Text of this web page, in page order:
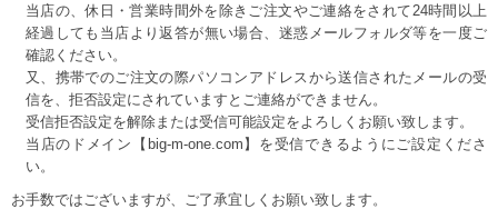
当店の、休日・営業時間外を除きご注文やご連絡をされて24時間以上
経過しても当店より返答が無い場合、迷惑メールフォルダ等を一度ご
確認ください。
又、携帯でのご注文の際パソコンアドレスから送信されたメールの受
信を、拒否設定にされていますとご連絡ができません。
受信拒否設定を解除または受信可能設定をよろしくお願い致します。
当店のドメイン【big-m-one.com】を受信できるようにご設定くださ
い。
お手数ではございますが、ご了承宜しくお願い致します。